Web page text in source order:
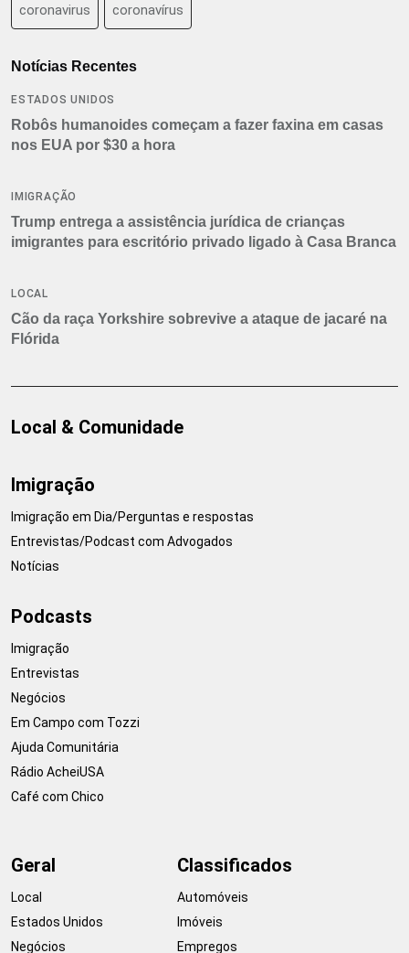
coronavirus coronavírus
Notícias Recentes
ESTADOS UNIDOS
Robôs humanoides começam a fazer faxina em casas
nos EUA por $30 a hora
IMIGRAÇÃO
Trump entrega a assistência jurídica de crianças
imigrantes para escritório privado ligado à Casa Branca
LOCAL
Cão da raça Yorkshire sobrevive a ataque de jacaré na
Flórida
Local & Comunidade
Imigração
Imigração em Dia/Perguntas e respostas
Entrevistas/Podcast com Advogados
Notícias
Podcasts
Imigração
Entrevistas
Negócios
Em Campo com Tozzi
Ajuda Comunitária
Rádio AcheiUSA
Café com Chico
Geral
Local
Estados Unidos
Negócios
Classificados
Automóveis
Imóveis
Empregos